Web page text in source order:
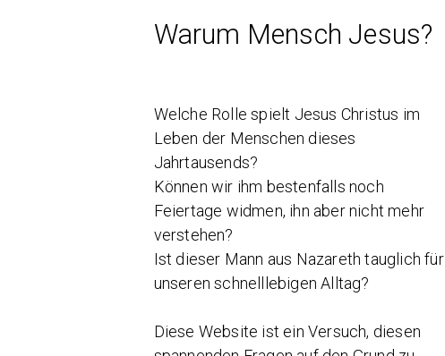
Warum Mensch Jesus?
Welche Rolle spielt Jesus Christus im
Leben der Menschen dieses
Jahrtausends?
Können wir ihm bestenfalls noch
Feiertage widmen, ihn aber nicht mehr
verstehen?
Ist dieser Mann aus Nazareth tauglich für
unseren schnelllebigen Alltag?
Diese Website ist ein Versuch, diesen